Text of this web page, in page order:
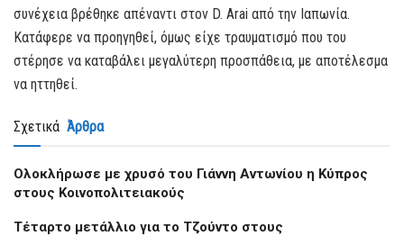
συνέχεια βρέθηκε απέναντι στον D. Arai από την Ιαπωνία.
Κατάφερε να προηγηθεί, όμως είχε τραυματισμό που του
στέρησε να καταβάλει μεγαλύτερη προσπάθεια, με αποτέλεσμα
να ηττηθεί.
Σχετικά Άρθρα
Oλοκλήρωσε με χρυσό του Γιάννη Αντωνίου η Κύπρος
στους Κοινοπολιτειακούς
Τέταρτο μετάλλιο για το Τζούντο στους